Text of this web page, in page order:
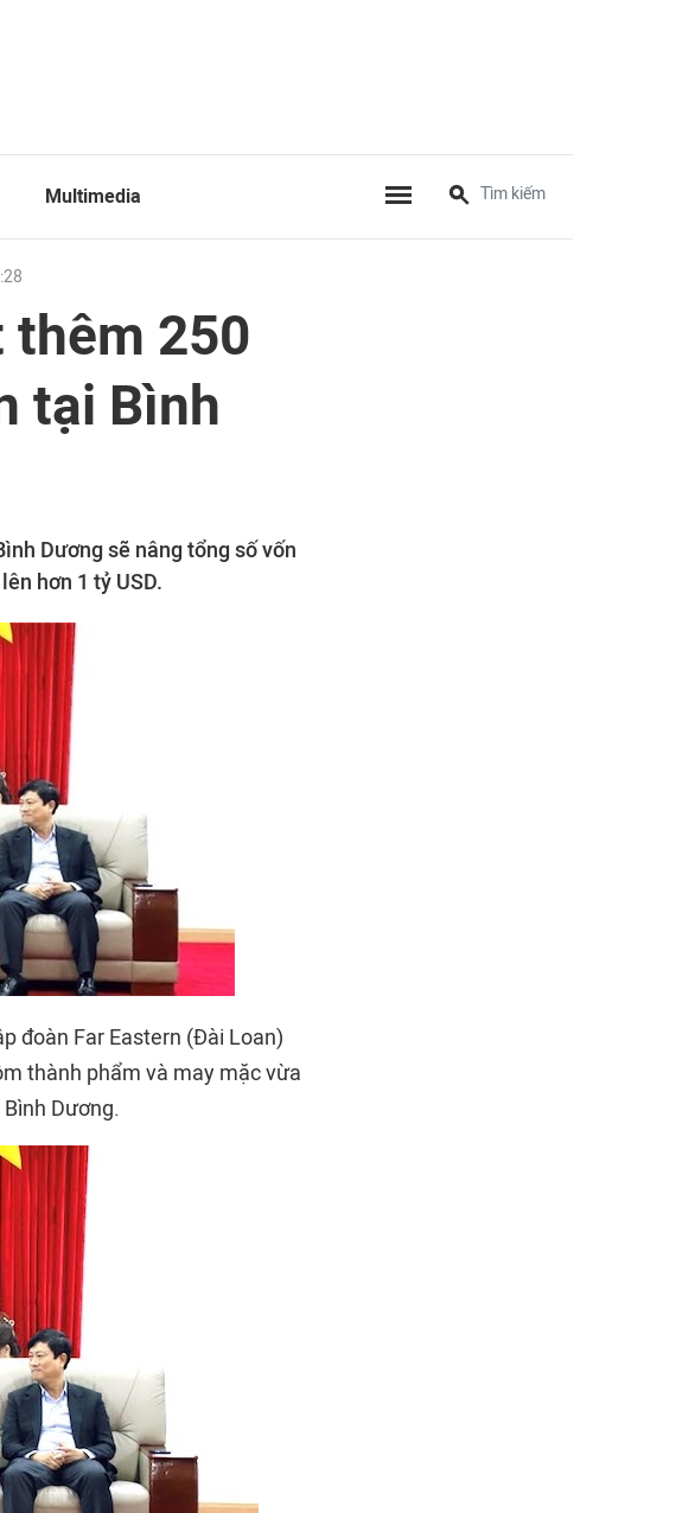
Multimedia
thêm 250
tại Bình
Dương sẽ nâng tổng số vốn
hơn 1 tỷ USD.
đoàn Far Eastern (Đài Loan)
thành phẩm và may mặc vừa
Dương.